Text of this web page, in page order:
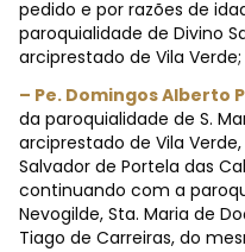
pedido e por razões de
paroquialidade de Divino
arciprestado de Vila Verde;
– Pe. Domingos Alberto
da paroquialidade de S.
arciprestado de Vila
Salvador de Portela das
continuando com a
Nevogilde, Sta. Maria de
Tiago de Carreiras, do